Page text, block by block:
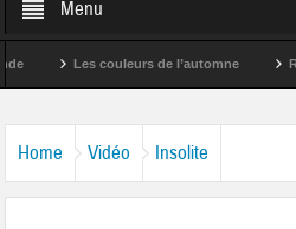
Menu
Les couleurs de l’automne
Home Vidéo Insolite